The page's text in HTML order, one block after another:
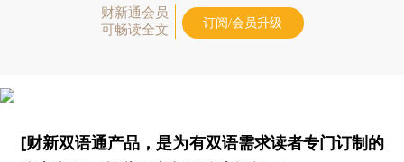
财新通会员
可畅读全文
订阅/会员升级
[财新双语通产品，是为有双语需求读者专门订制的